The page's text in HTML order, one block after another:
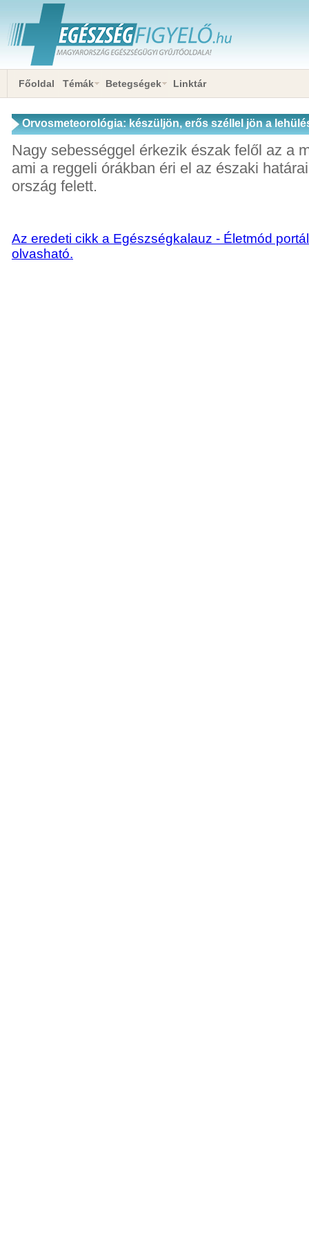
Főoldal Témák Betegségek Linktár
Orvosmeteorológia: készüljön, erős széllel jön a
Nagy sebességgel érkezik észak felől az a
ami a reggeli órákban éri el az északi
ország felett.
Az eredeti cikk a Egészségkalauz - Életmód
olvasható.